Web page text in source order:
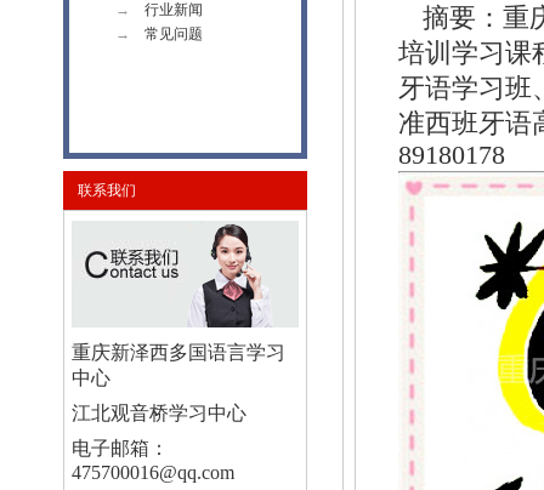
→
行业新闻
→
常见问题
联系我们
重庆新泽西多国语言学习
中心
江北观音桥学习中心
电子邮箱：
475700016@qq.com
摘要：重
培训学习课
牙语学习班
准西班牙语
89180178